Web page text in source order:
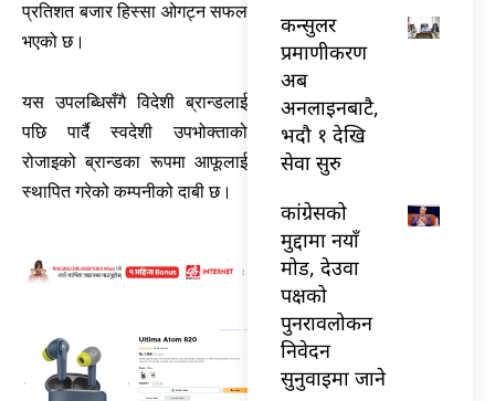
प्रतिशत बजार हिस्सा ओगट्न सफल
भएको छ।
यस उपलब्धिसँगै विदेशी ब्रान्डलाई
पछि पार्दै स्वदेशी उपभोक्ताको
रोजाइको ब्रान्डका रूपमा आफूलाई
स्थापित गरेको कम्पनीको दाबी छ।
कन्सुलर
प्रमाणीकरण
अब
अनलाइनबाटै,
भदौ १ देखि
सेवा सुरु
कांग्रेसको
मुद्दामा नयाँ
मोड, देउवा
पक्षको
पुनरावलोकन
निवेदन
सुनुवाइमा जाने